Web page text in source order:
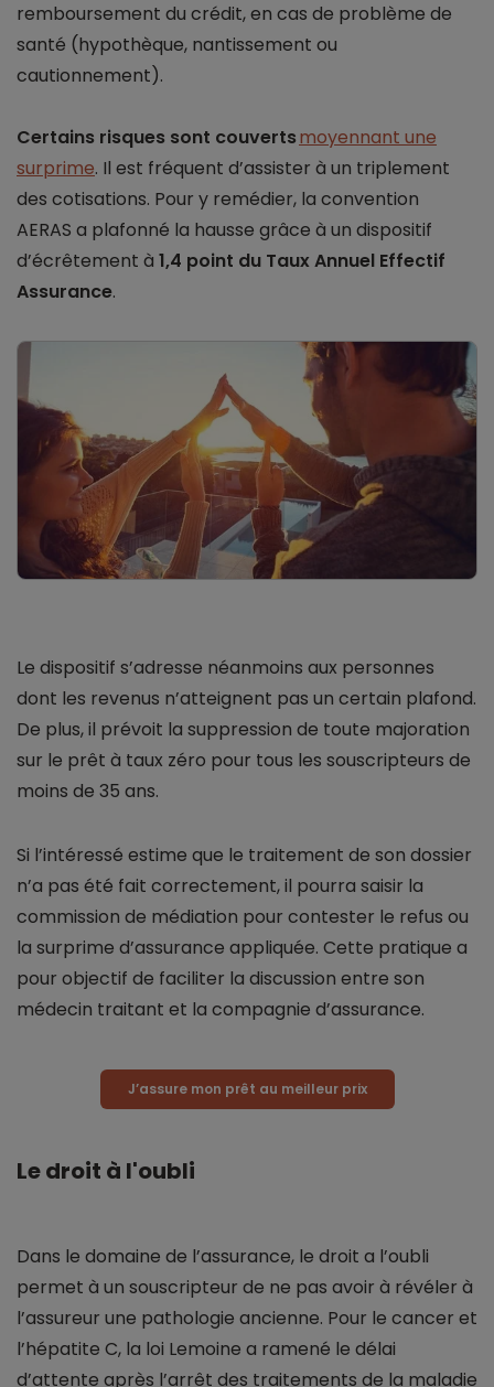
remboursement du crédit, en cas de problème de
santé (hypothèque, nantissement ou
cautionnement).
Certains risques sont couvertsmoyennant une
surprime. Il est fréquent d’assister à un triplement
des cotisations. Pour y remédier, la convention
AERAS a plafonné la hausse grâce à un dispositif
d’écrêtement à 1,4 point du Taux Annuel Effectif
Assurance.
Le dispositif s’adresse néanmoins aux personnes
dont les revenus n’atteignent pas un certain plafond.
De plus, il prévoit la suppression de toute majoration
sur le prêt à taux zéro pour tous les souscripteurs de
moins de 35 ans.
Si l’intéressé estime que le traitement de son dossier
n’a pas été fait correctement, il pourra saisir la
commission de médiation pour contester le refus ou
la surprime d’assurance appliquée. Cette pratique a
pour objectif de faciliter la discussion entre son
médecin traitant et la compagnie d’assurance.
J’assure mon prêt au meilleur prix
Le droit à l'oubli
Dans le domaine de l’assurance, le droit a l’oubli
permet à un souscripteur de ne pas avoir à révéler à
l’assureur une pathologie ancienne. Pour le cancer et
l’hépatite C, la loi Lemoine a ramené le délai
d’attente après l’arrêt des traitements de la maladie